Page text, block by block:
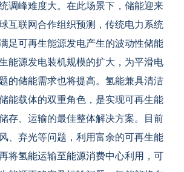
调峰难度大。在此场景下，储能迎来
互联网合作组织预测，传统电力系统
足可再生能源发电产生的波动性储能
能源发电装机规模的扩大，为平滑电
的储能需求也将提高。氢能兼具清洁
能载体的双重角色，是实现可再生能
存、运输的最佳整体解决方案。目前
、弃光等问题，利用富余的可再生能
将氢能运输至能源消费中心利用，可